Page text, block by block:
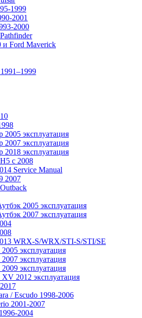
1999
2001
2000
и Ford Maverick
2005 эксплуатация
2007 эксплуатация
2018 эксплуатация
с 2008
Service Manual
2007
2005 эксплуатация
2007 эксплуатация
WRX-S/WRX/STI-S/STI/SE
эксплуатация
эксплуатация
эксплуатация
2012 эксплуатация
/ Escudo 1998-2006
2001-2007
2004